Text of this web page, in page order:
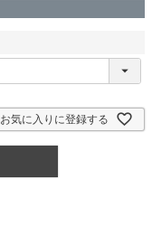
お気に入りに登録する